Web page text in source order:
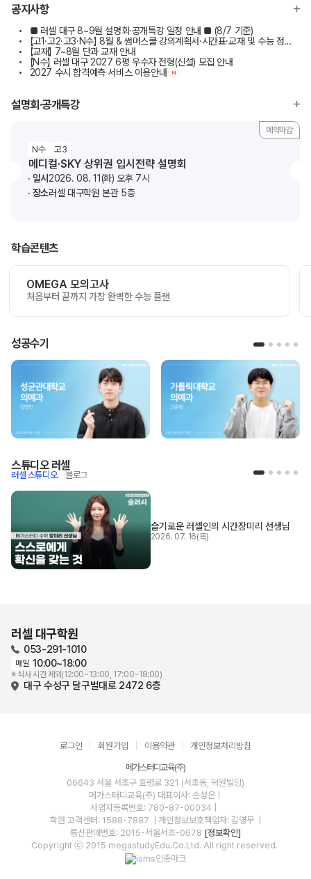
공지사항
■ 러셀 대구 8~9월 설명회·공개특강 일정 안내 ■ (8/7 기준)
【고1·고2·고3·N수】 8월 & 썸머스쿨 강의계획서·시간표·교재 및 수능 정규 커리큘럼
【교재】 7~8월 단과 교재 안내
【N수】 러셀 대구 2027 6평 우수자 전형(신설) 모집 안내
2027 수시 합격예측 서비스 이용안내
N
설명회·공개특강
N수 고3
메디컬·SKY 상위권 입시전략 설명회
일시2026. 08. 11(화) 오후 7시
장소러셀 대구학원 본관 5층
예약마감
학습콘텐츠
OMEGA 모의고사
처음부터 끝까지 가장 완벽한 수능 플랜
성공수기
스튜디오 러셀
러셀 스튜디오 블로그
슬기로운 러셀인의 시간장미리 선생님
2026. 07. 16(목)
러셀 대구학원
053-291-1010
매일 10:00~18:00
※ 식사 시간 제외(12:00~13:00, 17:00~18:00)
대구 수성구 달구벌대로 2472 6층
로그인 회원가입 이용약관 개인정보처리방침
메가스터디교육(주)
06643 서울 서초구 효령로 321 (서초동, 덕원빌딩)
메가스터디교육(주) 대표이사: 손성은 |
사업자등록번호: 780-87-00034
학원 고객센터: 1588-7887
| 개인정보보호책임자: 김영무
통신판매번호: 2015-서울서초-0678 [정보확인]
Copyright ⓒ 2015 megastudyEdu.Co.Ltd. All right reserved.